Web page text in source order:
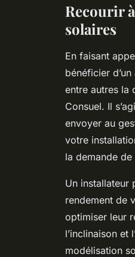
Recourir
solaires
En faisant
bénéficier
entre autres la
Consuel. Il
envoyer au
votre
la demande de
Un installateur
rendement de
optimiser leur
l’inclinaison et
modélisation